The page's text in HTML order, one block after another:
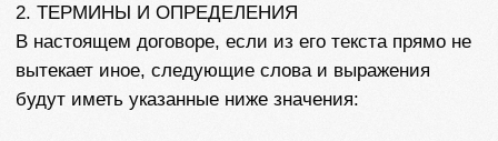
заключению письменного Договора на условиях,
изложенных в оферте (п. 3 ст. 438 ГК РФ).
предприниматель Савишкина Мария Михайловна
ИНН 583605442999, ОГРН/ОГРНИП